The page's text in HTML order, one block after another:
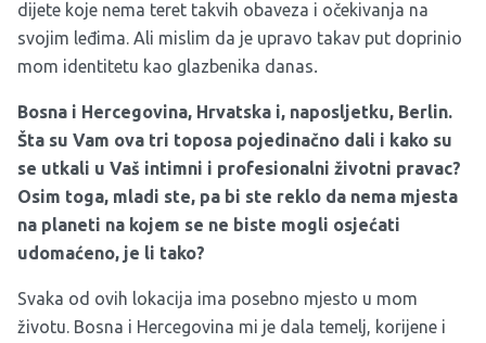
dijete koje nema teret takvih obaveza i očekivanja na
svojim leđima. Ali mislim da je upravo takav put doprinio
mom identitetu kao glazbenika danas.
Bosna i Hercegovina, Hrvatska i, naposljetku, Berlin.
Šta su Vam ova tri toposa pojedinačno dali i kako su
se utkali u Vaš intimni i profesionalni životni pravac?
Osim toga, mladi ste, pa bi ste reklo da nema mjesta
na planeti na kojem se ne biste mogli osjećati
udomaćeno, je li tako?
Svaka od ovih lokacija ima posebno mjesto u mom
životu. Bosna i Hercegovina mi je dala temelj, korijene i